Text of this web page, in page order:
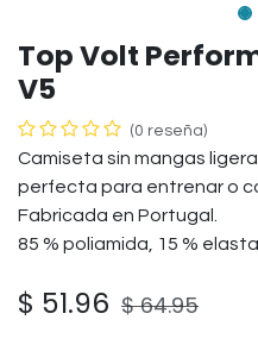
Top Volt
V5
(0 reseña)
Camiseta sin mangas
perfecta para entrenar o
Fabricada en Portugal.
85 % poliamida, 15 %
$ 51.96 $64.95